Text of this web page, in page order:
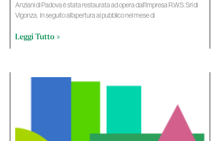
Anziani di Padova è stata restaurata ad opera dall’Impresa R.W.S. Srl di
Vigonza. In seguito all’apertura al pubblico nel mese di
Leggi Tutto »